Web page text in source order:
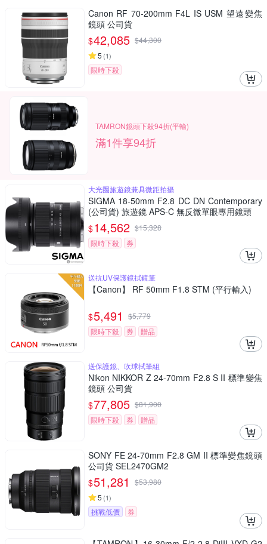
Canon RF 70-200mm F4L IS USM 望遠變焦
鏡頭 公司貨
$42,085 $44,300
5 (1)
限時下殺
TAMRON鏡頭下殺94折(平輸)
滿1件享94折
大光圈旅遊鏡兼具微距拍攝
SIGMA 18-50mm F2.8 DC DN Contemporary
(公司貨) 旅遊鏡 APS-C 無反微單眼專用鏡頭
$14,562 $15,328
限時下殺
券
送抗UV保護鏡拭鏡筆
【Canon】 RF 50mm F1.8 STM (平行輸入)
$5,491 $5,779
限時下殺
券 贈品
送保護鏡、吹球拭筆組
Nikon NIKKOR Z 24-70mm F2.8 S II 標準變焦
鏡頭 公司貨
$77,805 $81,900
限時下殺
券 贈品
SONY FE 24-70mm F2.8 GM II 標準變焦鏡頭
公司貨 SEL2470GM2
$51,281 $53,980
5 (1)
挑戰低價 券